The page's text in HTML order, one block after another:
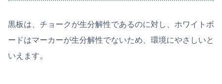
黒板は、チョークが生分解性であるのに対し、ホワイトボ
ードはマーカーが生分解性でないため、環境にやさしいと
いえます。